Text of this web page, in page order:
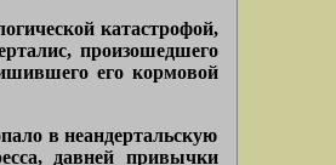
катастрофой,
произошедшего
его кормовой
в неандертальскую
давней привычки